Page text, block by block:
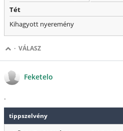
Tét
Kihagyott nyeremény
· VÁLASZ
Feketelo
.
tippszelvény